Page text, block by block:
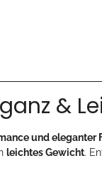
&
und eleganter
leichtes Gewicht.